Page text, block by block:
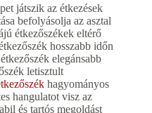
játszik az étkezések
befolyásolja az asztal
étkezőszékek eltérő
hosszabb időn
elegánsabb
letisztult
hagyományos
hangulatot visz az
és tartós megoldást